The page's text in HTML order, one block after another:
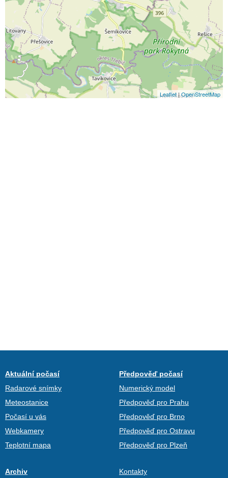
Leaflet|OpenStreetMap
Aktuální počasí
Radarové snímky
Meteostanice
Počasí u vás
Webkamery
Teplotní mapa
Předpověď počasí
Numerický model
Předpověď pro Prahu
Předpověď pro Brno
Předpověď pro Ostravu
Předpověď pro Plzeň
Archiv Kontakty